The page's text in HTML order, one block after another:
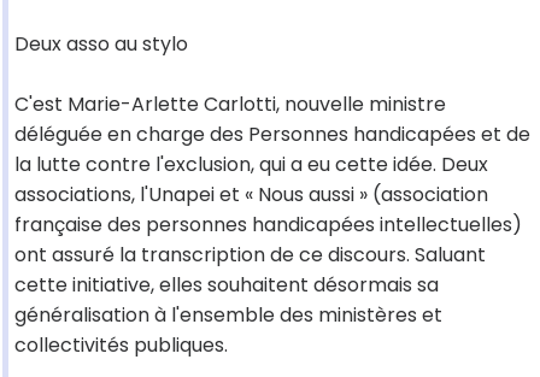
Deux asso au stylo
C'est Marie-Arlette Carlotti, nouvelle ministre
déléguée en charge des Personnes handicapées et de
la lutte contre l'exclusion, qui a eu cette idée. Deux
associations, l'Unapei et « Nous aussi » (association
française des personnes handicapées intellectuelles)
ont assuré la transcription de ce discours. Saluant
cette initiative, elles souhaitent désormais sa
généralisation à l'ensemble des ministères et
collectivités publiques.